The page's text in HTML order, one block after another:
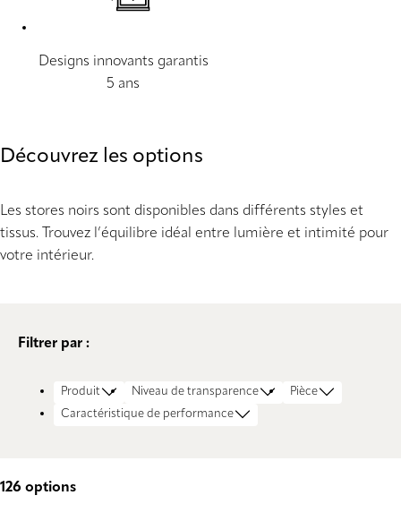
Designs innovants garantis
5 ans
Découvrez les options
Les stores noirs sont disponibles dans différents styles et
tissus. Trouvez l’équilibre idéal entre lumière et intimité pour
votre intérieur.
Filtrer par :
Produit Niveau de transparence
Pièce
Caractéristique de performance
126 options